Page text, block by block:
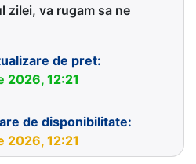
zilei, va rugam sa ne
de pret:
2026, 12:21
de disponibilitate:
2026, 12:21